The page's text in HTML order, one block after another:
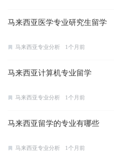
马来西亚医学专业研究生留学
马来西亚专业分析 1个月前
马来西亚计算机专业留学
马来西亚专业分析 1个月前
马来西亚留学的专业有哪些
马来西亚专业分析 1个月前